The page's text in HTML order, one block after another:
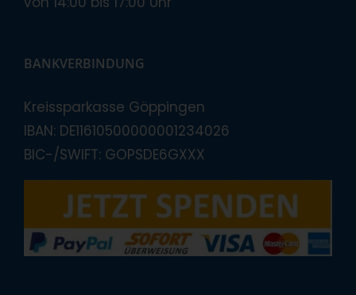
BANKVERBINDUNG
Kreissparkasse Göppingen
IBAN: DE11610500000001234026
BIC-/SWIFT: GOPSDE6GXXX